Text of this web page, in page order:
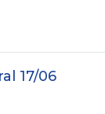
17/06